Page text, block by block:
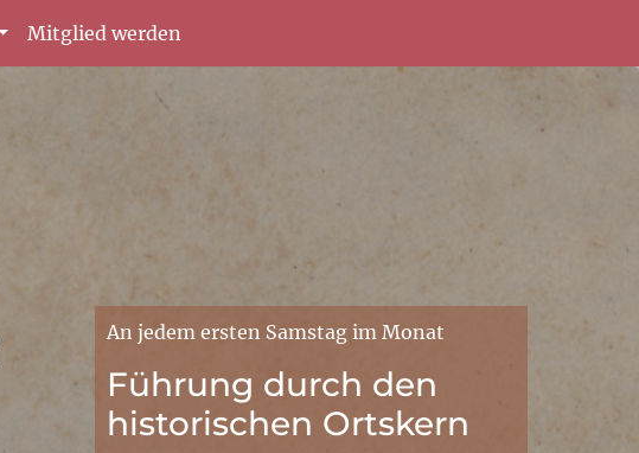
Mitglied werden
An jedem ersten Samstag im Monat
Führung durch den
historischen Ortskern